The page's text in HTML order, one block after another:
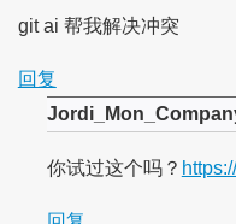
git ai 帮我解决冲突
回复
你试过这个吗？